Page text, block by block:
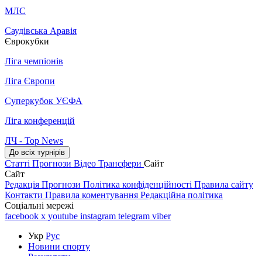
МЛС
Саудівська Аравія
Єврокубки
Ліга чемпіонів
Ліга Європи
Суперкубок УЄФА
Ліга конференцій
ЛЧ - Top News
До всіх турнірів
Статті Прогнози Відео Трансфери Сайт
Сайт
Редакція Прогнози Політика конфіденційності Правила сайту
Контакти Правила коментування Редакційна політика
Соціальні мережі
facebook x youtube instagram telegram viber
Укр Рус
Новини спорту